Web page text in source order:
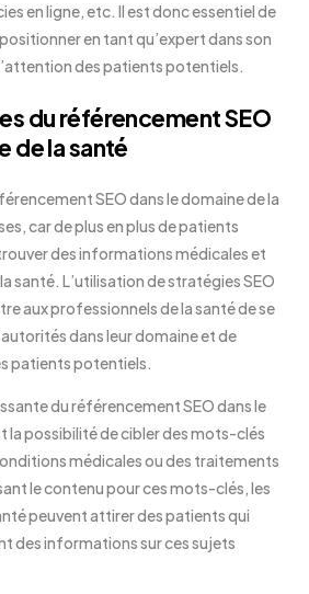
en ligne, etc. Il est donc essentiel de
en tant qu’expert dans son
des patients potentiels.
du référencement SEO
de la santé
SEO dans le domaine de la
car de plus en plus de patients
des informations médicales et
santé. L’utilisation de stratégies SEO
aux professionnels de la santé de se
dans leur domaine et de
patients potentiels.
du référencement SEO dans le
la possibilité de cibler des mots-clés
médicales ou des traitements
le contenu pour ces mots-clés, les
peuvent attirer des patients qui
des informations sur ces sujets